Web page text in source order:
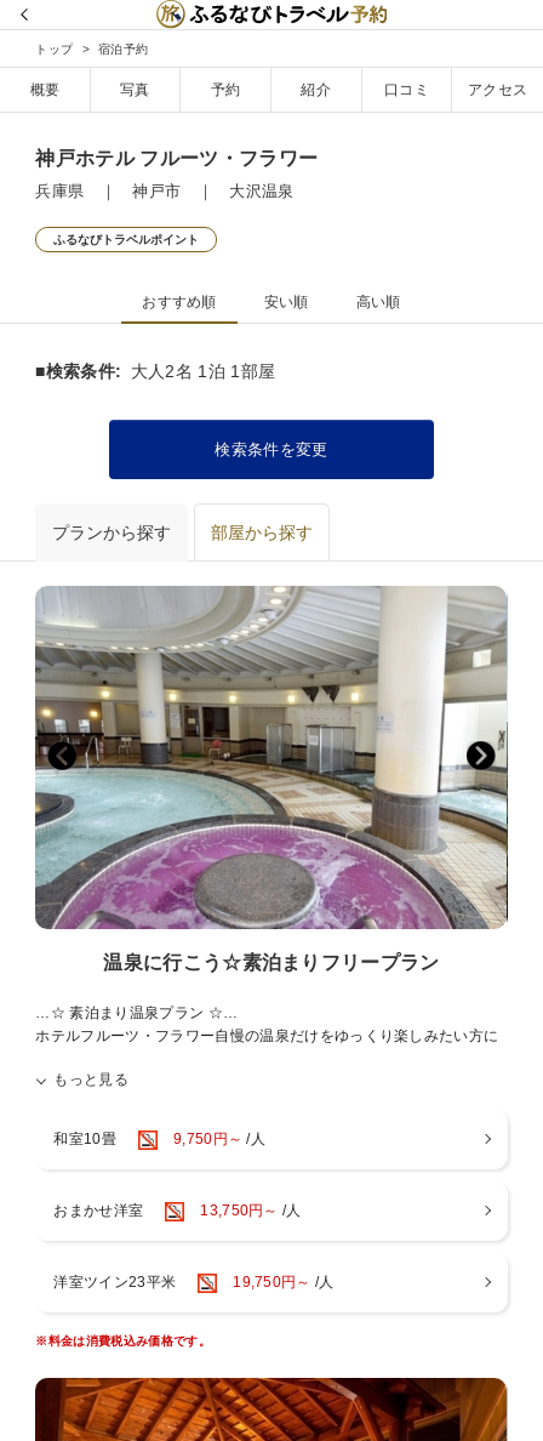
トップ 宿泊予約
概要 写真 予約 紹介 口コミ アクセス
神戸ホテル フルーツ・フラワー
兵庫県 ｜ 神戸市 ｜ 大沢温泉
ふるなびトラベルポイント
おすすめ順 安い順 高い順
■検索条件: 大人2名 1泊 1部屋
検索条件を変更
プランから探す 部屋から探す
温泉に行こう☆素泊まりフリープラン
…☆ 素泊まり温泉プラン ☆…
ホテルフルーツ・フラワー自慢の温泉だけをゆっくり楽しみたい方に
▼プラン内容▼
・フィットネスジム利用無料
・近隣の神戸三田アウトレットCP引換券（フロントでお申し出下さい
※こちらのプランはチェックイン時にご精算をお願い致します。
ホテル ←→ 三田駅
お電話頂けます様よろしくお願い致します。TEL078-954-1000
◇0〜2歳（布団あり・食事なし）ご希望の場合は備考欄にご記入お願
いします（4,070円）
◇3歳以上のお客様の添い寝はご遠慮ください。
もっと見る
和室10畳 9,750円～ /人
おまかせ洋室 13,750円～ /人
洋室ツイン23平米 19,750円～ /人
※料金は消費税込み価格です。